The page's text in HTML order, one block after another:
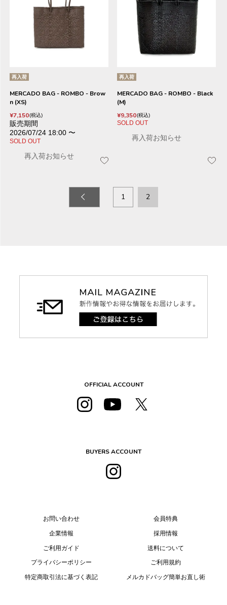
再入荷
MERCADO BAG - ROMBO - Brow
n (XS)
¥7,150 税込
販売期間
2026/07/24 18:00 〜
SOLD OUT
再入荷お知らせ
再入荷
MERCADO BAG - ROMBO - Black
(M)
¥9,350 税込
SOLD OUT
再入荷お知らせ
1 2
OFFICIAL ACCOUNT
BUYERS ACCOUNT
お問い合わせ
企業情報
ご利用ガイド
プライバシーポリシー
特定商取引法に基づく表記
会員特典
採用情報
送料について
ご利用規約
メルカドバッグ簡単お直し術